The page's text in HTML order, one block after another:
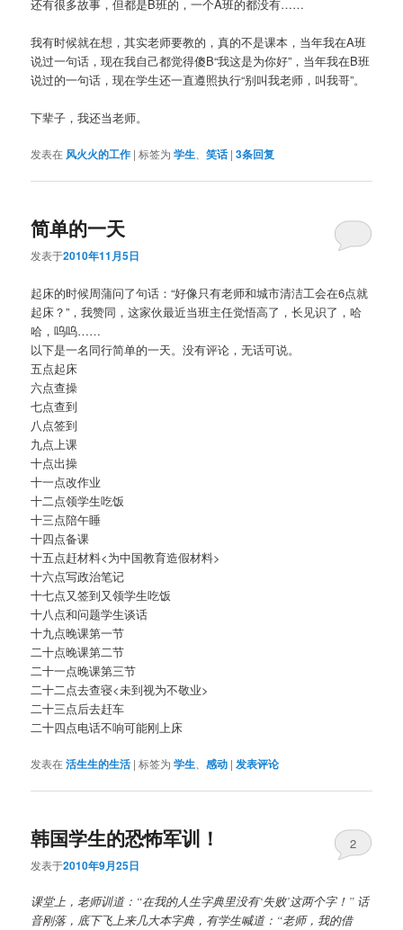
还有很多故事，但都是B班的，一个A班的都没有……
我有时候就在想，其实老师要教的，真的不是课本，当年我在A班
说过一句话，现在我自己都觉得傻B“我这是为你好”，当年我在B班
说过的一句话，现在学生还一直遵照执行“别叫我老师，叫我哥”。
下辈子，我还当老师。
发表在 风火火的工作 |标签为 学生 、笑话 |3条回复
简单的一天
发表于2010年11月5日
起床的时候周蒲问了句话：“好像只有老师和城市清洁工会在6点就
起床？”，我赞同，这家伙最近当班主任觉悟高了，长见识了，哈
哈，呜呜……
以下是一名同行简单的一天。没有评论，无话可说。
五点起床
六点查操
七点查到
八点签到
九点上课
十点出操
十一点改作业
十二点领学生吃饭
十三点陪午睡
十四点备课
十五点赶材料<为中国教育造假材料>
十六点写政治笔记
十七点又签到又领学生吃饭
十八点和问题学生谈话
十九点晚课第一节
二十点晚课第二节
二十一点晚课第三节
二十二点去查寝<未到视为不敬业>
二十三点后去赶车
二十四点电话不响可能刚上床
发表在活生生的生活 |标签为 学生 、感动 | 发表评论
韩国学生的恐怖军训！
发表于2010年9月25日
2
课堂上，老师训道：“在我的人生字典里没有‘失败’这两个字！” 话
音刚落，底下飞上来几大本字典，有学生喊道：“老师，我的借